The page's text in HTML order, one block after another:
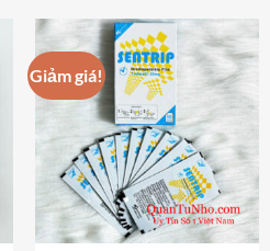
này
có
nhiều
biến
thể.
Các
tùy
chọn
có
thể
Giảm giá!